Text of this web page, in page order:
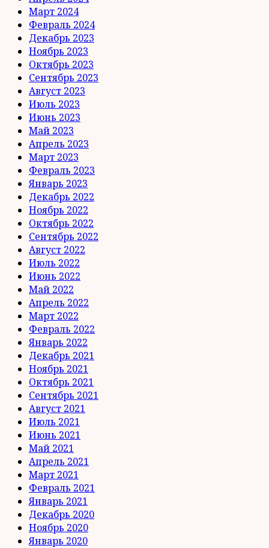
Март 2024
Февраль 2024
Декабрь 2023
Ноябрь 2023
Октябрь 2023
Сентябрь 2023
Август 2023
Июль 2023
Июнь 2023
Май 2023
Апрель 2023
Март 2023
Февраль 2023
Январь 2023
Декабрь 2022
Ноябрь 2022
Октябрь 2022
Сентябрь 2022
Август 2022
Июль 2022
Июнь 2022
Май 2022
Апрель 2022
Март 2022
Февраль 2022
Январь 2022
Декабрь 2021
Ноябрь 2021
Октябрь 2021
Сентябрь 2021
Август 2021
Июль 2021
Июнь 2021
Май 2021
Апрель 2021
Март 2021
Февраль 2021
Январь 2021
Декабрь 2020
Ноябрь 2020
Январь 2020